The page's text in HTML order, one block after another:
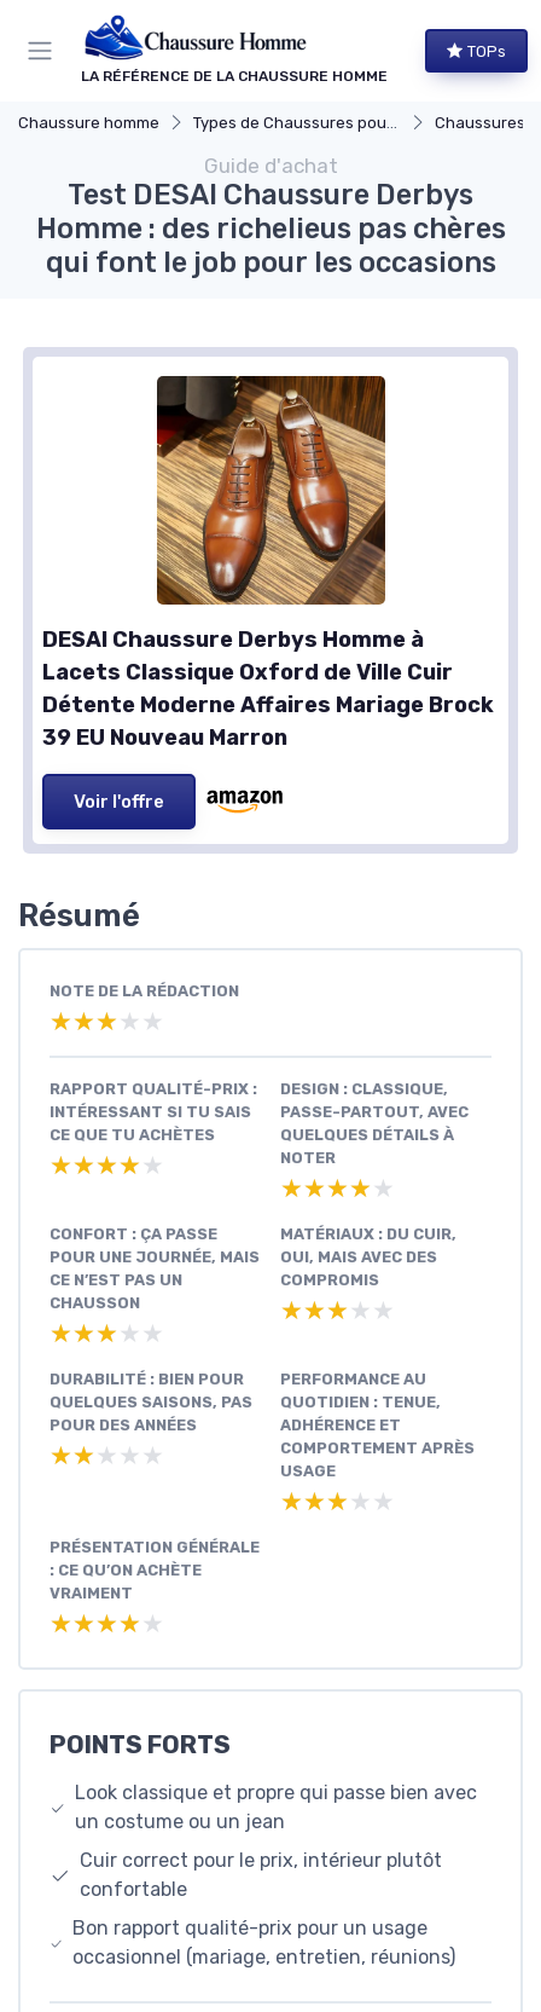
LA RÉFÉRENCE DE LA CHAUSSURE HOMME
TOPs
Chaussure homme Types de Chaussures pour Hommes Chaussures
Guide d'achat
Test DESAI Chaussure Derbys
Homme : des richelieus pas chères
qui font le job pour les occasions
DESAI Chaussure Derbys Homme à
Lacets Classique Oxford de Ville Cuir
Détente Moderne Affaires Mariage Brock
39 EU Nouveau Marron
Voir l'offre
Résumé
NOTE DE LA RÉDACTION
★★★★★
★★★★★
RAPPORT QUALITÉ-PRIX :
INTÉRESSANT SI TU SAIS
CE QUE TU ACHÈTES
★★★★★
★★★★★
DESIGN : CLASSIQUE,
PASSE-PARTOUT, AVEC
QUELQUES DÉTAILS À
NOTER
★★★★★
★★★★★
CONFORT : ÇA PASSE
POUR UNE JOURNÉE, MAIS
CE N’EST PAS UN
CHAUSSON
★★★★★
★★★★★
MATÉRIAUX : DU CUIR,
OUI, MAIS AVEC DES
COMPROMIS
★★★★★
★★★★★
DURABILITÉ : BIEN POUR
QUELQUES SAISONS, PAS
POUR DES ANNÉES
★★★★★
★★★★★
PERFORMANCE AU
QUOTIDIEN : TENUE,
ADHÉRENCE ET
COMPORTEMENT APRÈS
USAGE
★★★★★
★★★★★
PRÉSENTATION GÉNÉRALE
: CE QU’ON ACHÈTE
VRAIMENT
★★★★★
★★★★★
POINTS FORTS
Look classique et propre qui passe bien avec
un costume ou un jean
Cuir correct pour le prix, intérieur plutôt
confortable
Bon rapport qualité-prix pour un usage
occasionnel (mariage, entretien, réunions)
Panneau de gestion des cookies